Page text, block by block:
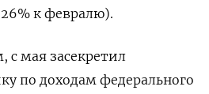
к февралю).
мая засекретил
по доходам федерального